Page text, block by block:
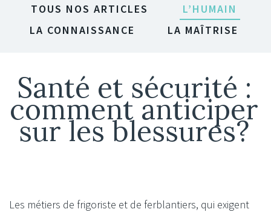
TOUS NOS ARTICLES
L’HUMAIN
LA CONNAISSANCE
LA MAÎTRISE
Santé et sécurité :
comment anticiper
sur les blessures?
Les métiers de frigoriste et de ferblantiers, qui exigent